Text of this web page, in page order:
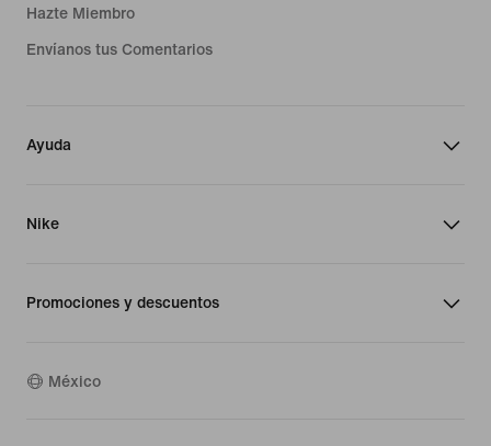
Hazte Miembro
Envíanos tus Comentarios
Ayuda
Nike
Promociones y descuentos
México